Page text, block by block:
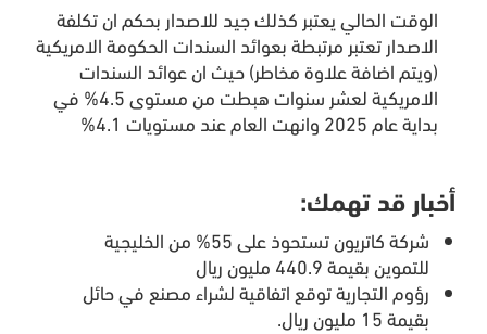
الوقت الحالي يعتبر كذلك جيد للاصدار بحكم ان تكلفة
الاصدار تعتبر مرتبطة بعوائد السندات الحكومة الامريكية
(ويتم اضافة علاوة مخاطر) حيث ان عوائد السندات
الامريكية لعشر سنوات هبطت من مستوى 4.5% في
بداية عام 2025 وانهت العام عند مستويات 4.1%
أخبار قد تهمك:
شركة كاتريون تستحوذ على 55% من الخليجية
للتموين بقيمة 440.9 مليون ريال
رؤوم التجارية توقع اتفاقية لشراء مصنع في حائل
بقيمة 15 مليون ريال.